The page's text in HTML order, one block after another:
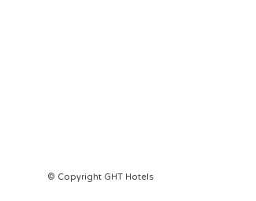
© Copyright GHT Hotels